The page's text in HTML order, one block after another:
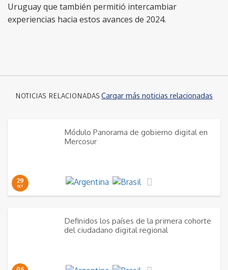
Uruguay que también permitió intercambiar
experiencias hacia estos avances de 2024.
NOTICIAS RELACIONADAS Cargar más noticias relacionadas
29
OCT
Módulo Panorama de gobierno digital en
Mercosur
Definidos los países de la primera cohorte
del ciudadano digital regional